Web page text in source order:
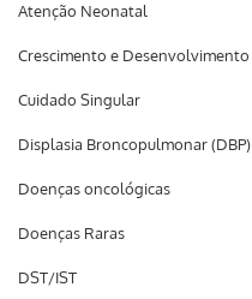
Atenção Neonatal
Crescimento e Desenvolvimento
Cuidado Singular
Displasia Broncopulmonar (DBP)
Doenças oncológicas
Doenças Raras
DST/IST